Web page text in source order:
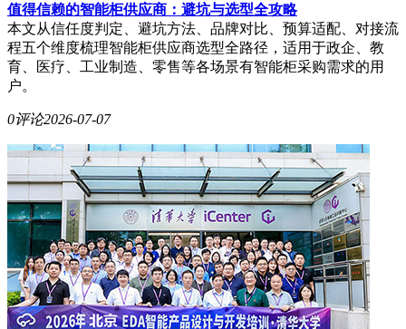
值得信赖的智能柜供应商：避坑与选型全攻略
本文从信任度判定、避坑方法、品牌对比、预算适配、对接流
程五个维度梳理智能柜供应商选型全路径，适用于政企、教
育、医疗、工业制造、零售等各场景有智能柜采购需求的用
户。
0评论2026-07-07